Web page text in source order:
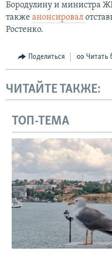
Бородулину и министра
также анонсировал
Ростенко.
Поделиться Читать
ЧИТАЙТЕ ТАКЖЕ:
ТОП-ТЕМА